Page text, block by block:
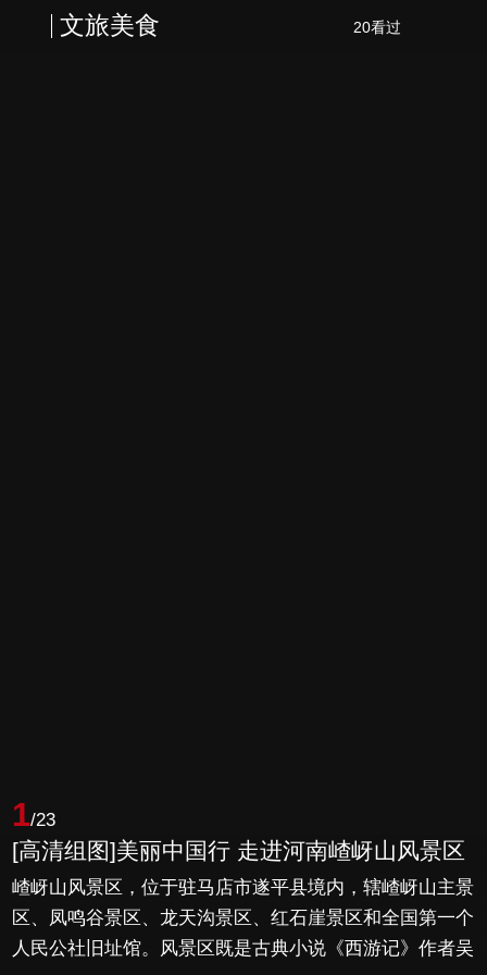
文旅美食 20看过
1/23
[高清组图]美丽中国行 走进河南嵖岈山风景区
嵖岈山风景区，位于驻马店市遂平县境内，辖嵖岈山主景
区、凤鸣谷景区、龙天沟景区、红石崖景区和全国第一个
人民公社旧址馆。风景区既是古典小说《西游记》作者吴